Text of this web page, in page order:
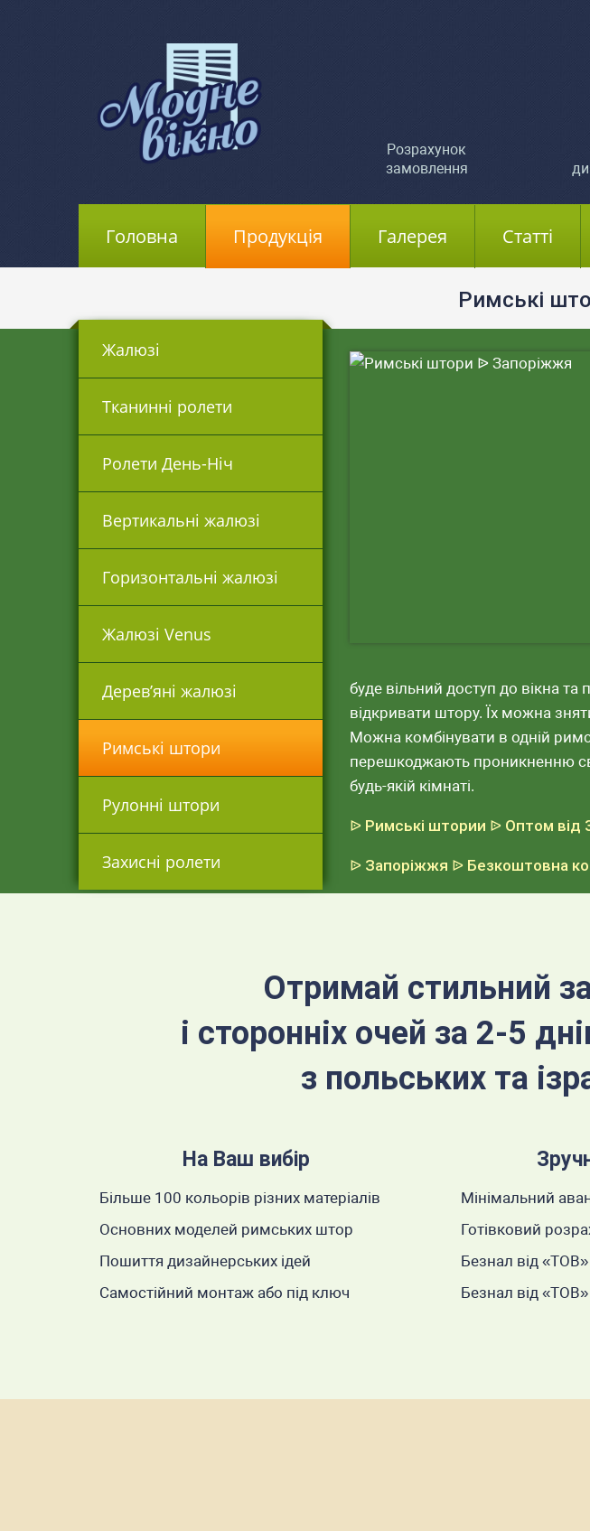
Головна (current)Продукція Галерея Статті
Розрахунок
замовлення
Римські
Жалюзі
Тканинні ролети
Ролети День-Ніч
Вертикальні жалюзі
Горизонтальні жалюзі
Жалюзі Venus
Дерев’яні жалюзі
Римські штори
Рулонні штори
Захисні ролети
буде вільний доступ до вікна
відкривати штору. Їх можна
Можна комбінувати в одній
перешкоджають проникненню
будь-якій кімнаті.
ᐉ Римські штории ᐉ Оптом від
ᐉ Запоріжжя ᐉ Безкоштовна
Отримай стильний
і сторонніх очей за 2-5
з польських та
На Ваш вибір
Більше 100 кольорів різних матеріалів
Основних моделей римських штор
Пошиття дизайнерських ідей
Самостійний монтаж або під ключ
Мінімальний
Готівковий
Безнал від
Безнал від